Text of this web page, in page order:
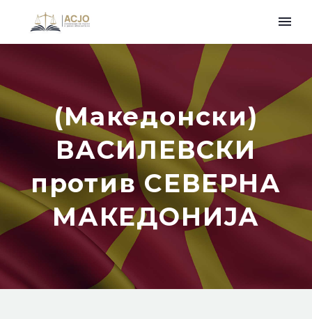
(Македонски)
ВАСИЛЕВСКИ
против СЕВЕРНА
МАКЕДОНИЈА